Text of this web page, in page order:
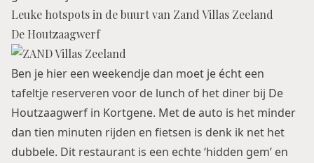
Leuke hotspots in de buurt van Zand Villas Zeeland
De Houtzaagwerf
Ben je hier een weekendje dan moet je écht een
tafeltje reserveren voor de lunch of het diner bij De
Houtzaagwerf in Kortgene. Met de auto is het minder
dan tien minuten rijden en fietsen is denk ik net het
dubbele. Dit restaurant is een echte ‘hidden gem’ en